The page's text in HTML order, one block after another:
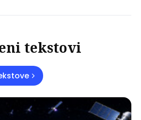
tekstovi